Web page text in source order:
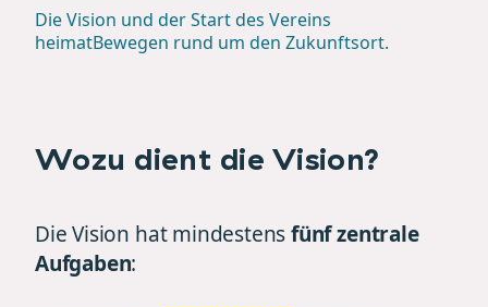
Die Vision und der Start des Vereins
heimatBewegen rund um den Zukunftsort.
Wozu dient die Vision?
Die Vision hat mindestensfünf zentrale
Aufgaben: